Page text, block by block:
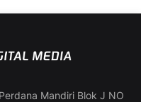
Mandiri Blok J NO